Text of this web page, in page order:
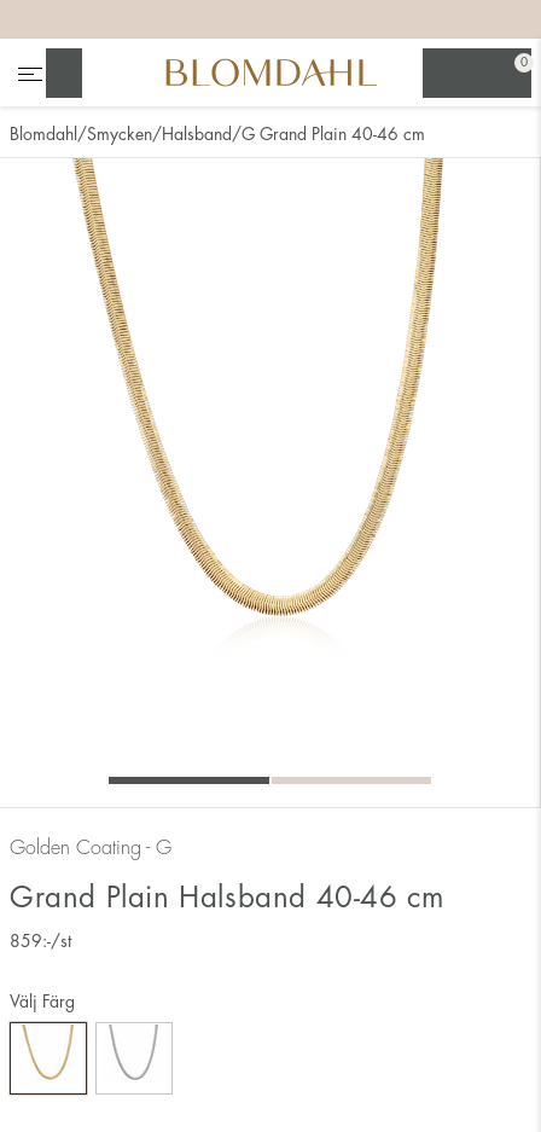
0
Nässmycken
Blomdahl Smycken Halsband G Grand Plain 40-46 cm
Golden Coating - G
Grand Plain Halsband 40-46 cm
859:-/st
Välj Färg